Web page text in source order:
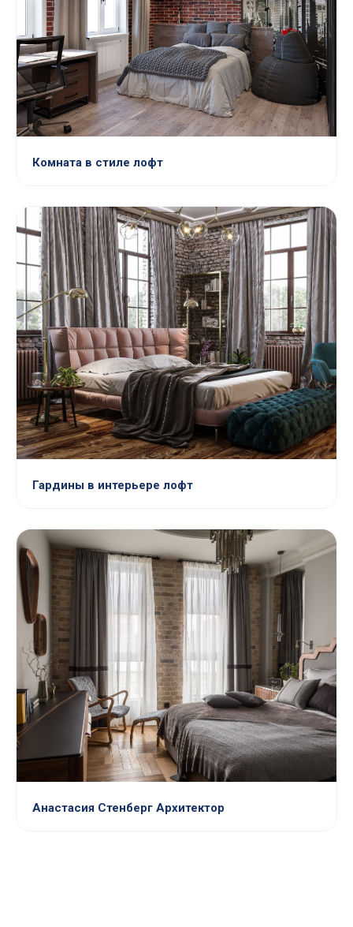
Комната в стиле лофт
Гардины в интерьере лофт
Анастасия Стенберг Архитектор